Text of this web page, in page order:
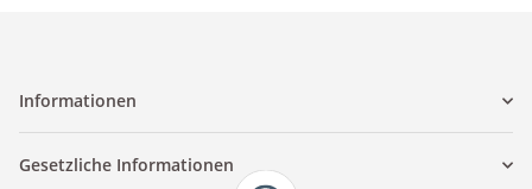
Informationen
Gesetzliche Informationen